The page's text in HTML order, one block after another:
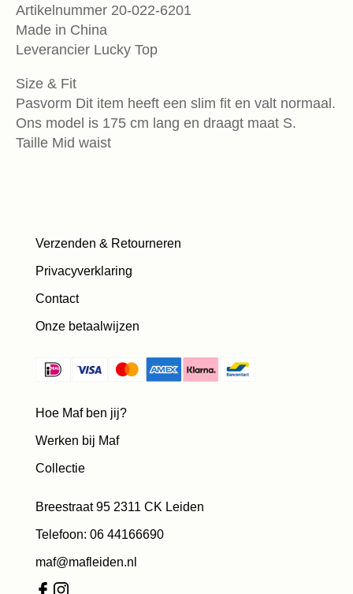
Artikelnummer 20-022-6201
Made in China
Leverancier Lucky Top
Size & Fit
Pasvorm Dit item heeft een slim fit en valt normaal.
Ons model is 175 cm lang en draagt maat S.
Taille Mid waist
Verzenden & Retourneren
Privacyverklaring
Contact
Onze betaalwijzen
Hoe Maf ben jij?
Werken bij Maf
Collectie
Breestraat 95 2311 CK Leiden
Telefoon: 06 44166690
maf@mafleiden.nl